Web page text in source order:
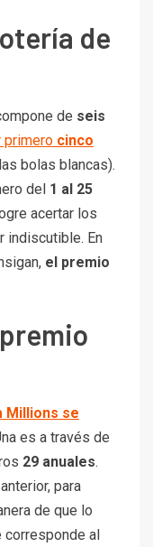
de
de seis
primero cinco
bolas blancas).
del 1 al 25
acertar los
indiscutible. En
el premio
Millions se
es a través de
29 anuales.
para
de que lo
corresponde al